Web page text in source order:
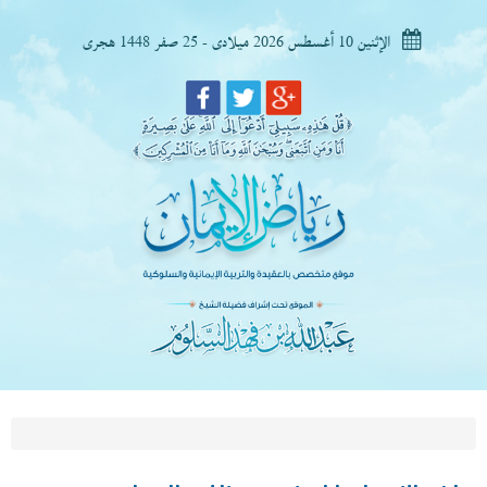
الإثنين 10 أغسطس 2026 ميلادى - 25 صفر 1448 هجرى